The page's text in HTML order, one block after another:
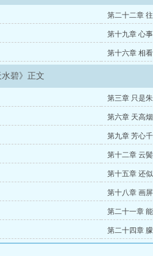
第二十二章
第十九章 心
第十六章 相
水碧》正文
第三章 只是
第六章 天高
第九章 芳心
第十二章 云
第十五章 还
第十八章 画
第二十一章
第二十四章